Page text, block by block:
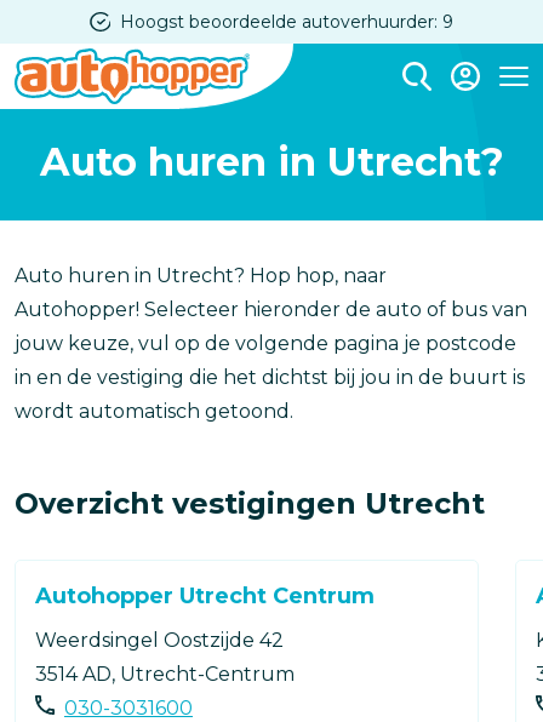
Overslaan
en
naar
inhoud
Hoogst beoordeelde autoverhuurder: 9
Auto huren in Utrecht?
Auto huren in Utrecht? Hop hop, naar
Autohopper! Selecteer hieronder de auto of bus van
jouw keuze, vul op de volgende pagina je postcode
in en de vestiging die het dichtst bij jou in de buurt is
wordt automatisch getoond.
Overzicht vestigingen Utrecht
Autohopper Utrecht Centrum
Weerdsingel Oostzijde 42
3514 AD, Utrecht-Centrum
030-3031600